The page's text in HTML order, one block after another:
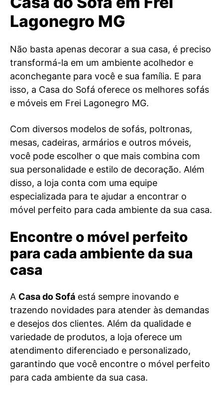
Lagonegro MG
Não basta apenas decorar a sua casa, é preciso
transformá-la em um ambiente acolhedor e
aconchegante para você e sua família. E para
isso, a Casa do Sofá oferece os melhores sofás
e móveis em Frei Lagonegro MG.
Com diversos modelos de sofás, poltronas,
mesas, cadeiras, armários e outros móveis,
você pode escolher o que mais combina com
sua personalidade e estilo de decoração. Além
disso, a loja conta com uma equipe
especializada para te ajudar a encontrar o
móvel perfeito para cada ambiente da sua casa.
Encontre o móvel perfeito
para cada ambiente da sua
casa
A Casa do Sofá está sempre inovando e
trazendo novidades para atender às demandas
e desejos dos clientes. Além da qualidade e
variedade de produtos, a loja oferece um
atendimento diferenciado e personalizado,
garantindo que você encontre o móvel perfeito
para cada ambiente da sua casa.